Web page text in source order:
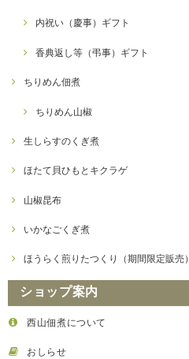
内祝い（慶事）ギフト
香典返し等（弔事）ギフト
ちりめん佃煮
ちりめん山椒
生しらすのくぎ煮
ほたて貝ひもとキクラゲ
山椒昆布
いかなごくぎ煮
ほうらく煎りたつくり（期間限定販売）
ショップ案内
西山佃煮について
おしらせ